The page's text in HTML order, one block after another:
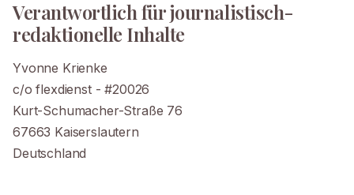
Verantwortlich für journalistisch-
redaktionelle Inhalte
Yvonne Krienke
c/o flexdienst - #20026
Kurt-Schumacher-Straße 76
67663 Kaiserslautern
Deutschland